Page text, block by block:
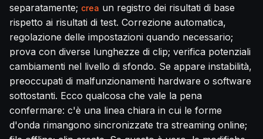
separatamente; crea un registro dei risultati di base
rispetto ai risultati di test. Correzione automatica,
regolazione delle impostazioni quando necessario;
prova con diverse lunghezze di clip; verifica potenziali
cambiamenti nel livello di sfondo. Se appare instabilità,
preoccupati di malfunzionamenti hardware o software
sottostanti. Ecco qualcosa che vale la pena
confermare: c'è una linea chiara in cui le forme
d'onda rimangono sincronizzate tra streaming online;